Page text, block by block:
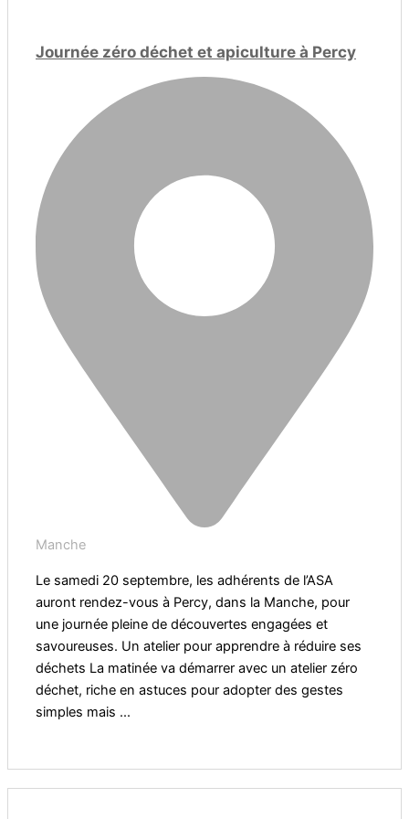
Journée zéro déchet et apiculture à Percy
Manche
Le samedi 20 septembre, les adhérents de l’ASA
auront rendez-vous à Percy, dans la Manche, pour
une journée pleine de découvertes engagées et
savoureuses. Un atelier pour apprendre à réduire ses
déchets La matinée va démarrer avec un atelier zéro
déchet, riche en astuces pour adopter des gestes
simples mais ...